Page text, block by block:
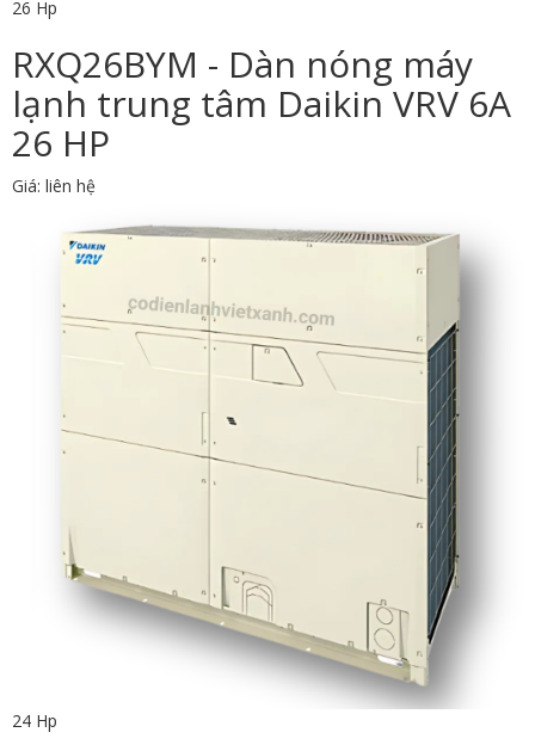
26 Hp
RXQ26BYM - Dàn nóng máy
lạnh trung tâm Daikin VRV 6A
26 HP
Giá: liên hệ
24 Hp